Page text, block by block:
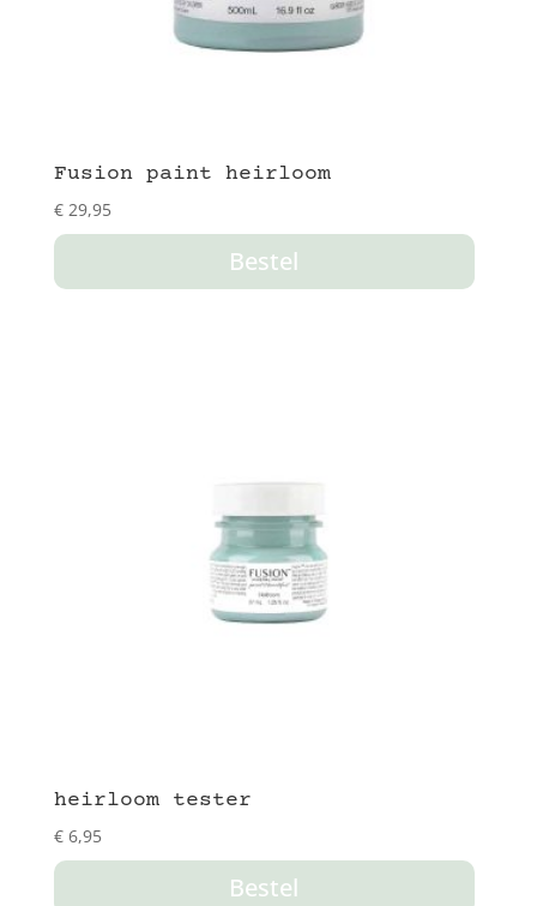
Fusion paint heirloom
€29,95
Bestel
heirloom tester
€6,95
Bestel